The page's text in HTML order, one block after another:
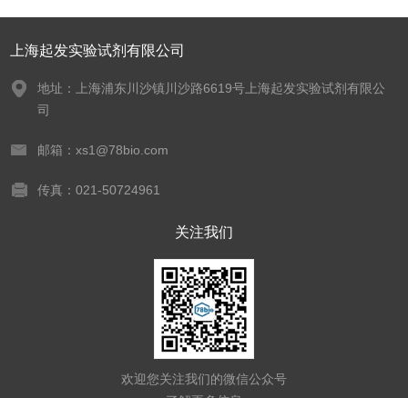
上海起发实验试剂有限公司
地址：上海浦东川沙镇川沙路6619号上海起发实验试剂有限公
司
邮箱：xs1@78bio.com
传真：021-50724961
关注我们
欢迎您关注我们的微信公众号